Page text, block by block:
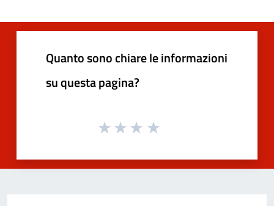
Quanto sono chiare le informazioni
su questa pagina?